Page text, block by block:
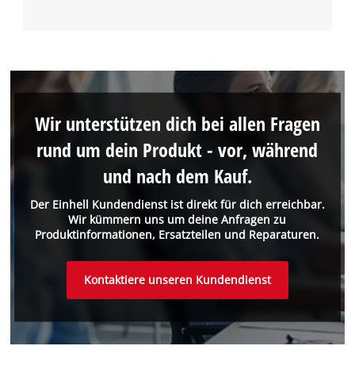
Der Einhell Kundendienst ist direkt für dich erreichbar.
Wir kümmern uns um deine Anfragen zu
Produktinformationen, Ersatzteilen und Reparaturen.
Wir unterstützen dich bei allen Fragen
rund um dein Produkt - vor, während
und nach dem Kauf.
Kontaktiere unseren Kundendienst